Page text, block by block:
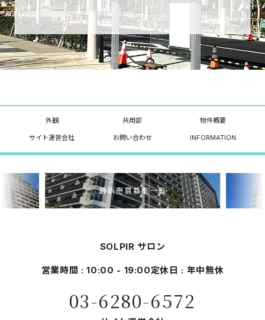
外観 共用部 物件概要
サイト運営会社 お問い合わせ INFORMATION
最新売買募集一覧
SOLPIR サロン
営業時間 : 10:00 - 19:00定休日 : 年中無休
03-6280-6572